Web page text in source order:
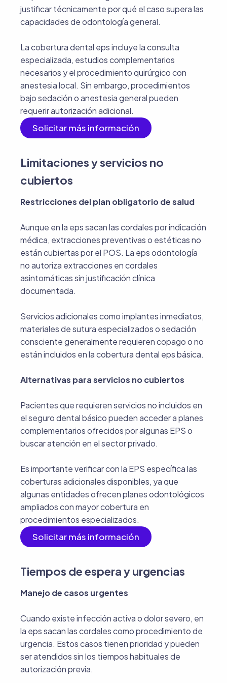
justificar técnicamente por qué el caso supera las
capacidades de odontología general.
La cobertura dental eps incluye la consulta
especializada, estudios complementarios
necesarios y el procedimiento quirúrgico con
anestesia local. Sin embargo, procedimientos
bajo sedación o anestesia general pueden
requerir autorización adicional.
Solicitar más información
Limitaciones y servicios no
cubiertos
Restricciones del plan obligatorio de salud
Aunque en la eps sacan las cordales por indicación
médica, extracciones preventivas o estéticas no
están cubiertas por el POS. La eps odontología
no autoriza extracciones en cordales
asintomáticas sin justificación clínica
documentada.
Servicios adicionales como implantes inmediatos,
materiales de sutura especializados o sedación
consciente generalmente requieren copago o no
están incluidos en la cobertura dental eps básica.
Alternativas para servicios no cubiertos
Pacientes que requieren servicios no incluidos en
el seguro dental básico pueden acceder a planes
complementarios ofrecidos por algunas EPS o
buscar atención en el sector privado.
Es importante verificar con la EPS específica las
coberturas adicionales disponibles, ya que
algunas entidades ofrecen planes odontológicos
ampliados con mayor cobertura en
procedimientos especializados.
Solicitar más información
Tiempos de espera y urgencias
Manejo de casos urgentes
Cuando existe infección activa o dolor severo, en
la eps sacan las cordales como procedimiento de
urgencia. Estos casos tienen prioridad y pueden
ser atendidos sin los tiempos habituales de
autorización previa.